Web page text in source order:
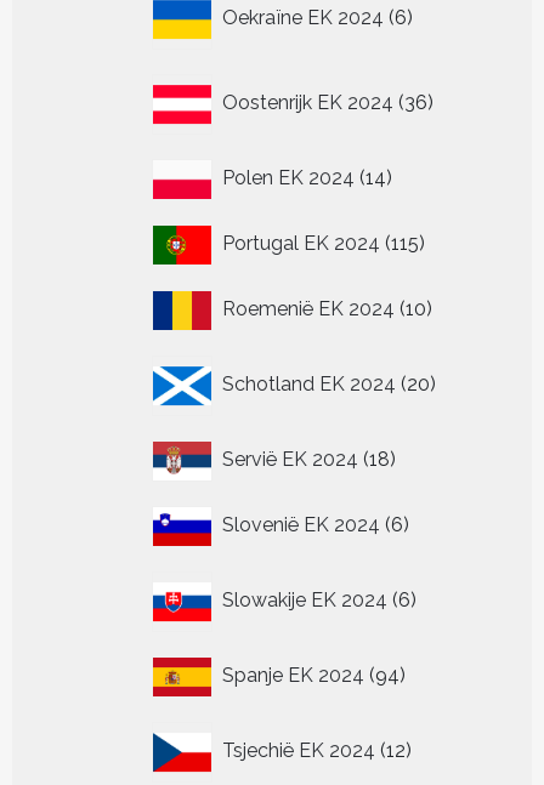
Oekraïne EK 2024 6
producten
Oostenrijk EK 2024 36
producten
Polen EK 2024 1414
Portugal EK 2024 115115
Roemenië EK 2024 1010
Schotland EK 2024 20
producten
Servië EK 2024 1818
Slovenië EK 2024 66
Slowakije EK 2024 6
producten
Spanje EK 2024 9494
Tsjechië EK 2024 12
producten